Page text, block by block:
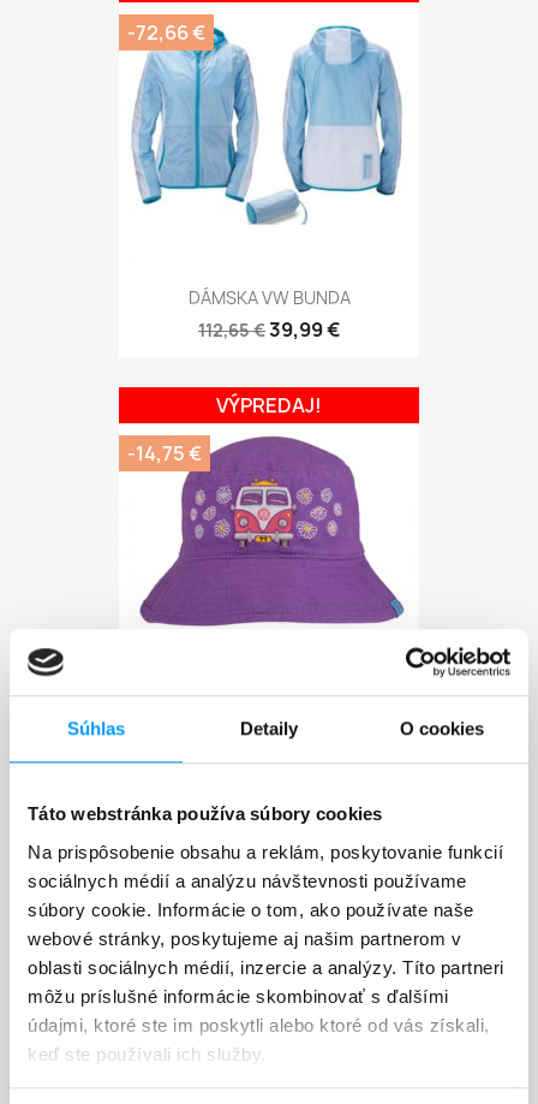
Súhlas Detaily O cookies
Táto webstránka používa súbory cookies
Na prispôsobenie obsahu a reklám, poskytovanie funkcií
sociálnych médií a analýzu návštevnosti používame
súbory cookie. Informácie o tom, ako používate naše
webové stránky, poskytujeme aj našim partnerom v
oblasti sociálnych médií, inzercie a analýzy. Títo partneri
môžu príslušné informácie skombinovať s ďalšími
údajmi, ktoré ste im poskytli alebo ktoré od vás získali,
keď ste používali ich služby.
DÁMSKA VW BUNDA
112,65 €39,99 €
-72,66 €
Detský Klobúčik
VÝPREDAJ!
-14,75 €
VÝPREDAJ!
-93,75 €